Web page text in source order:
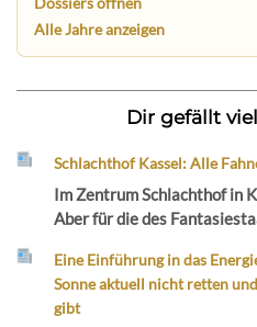
Alle Jahre anzeigen
Dir gefällt
Schlachthof Kassel: Alle
Im Zentrum Schlachthof in
Aber für die des
Eine Einführung in das
Sonne aktuell nicht retten
gibt